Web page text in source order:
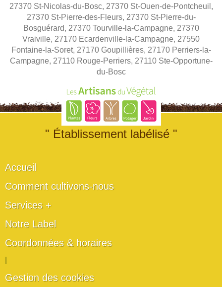
27370 St-Nicolas-du-Bosc, 27370 St-Ouen-de-Pontcheuil,
27370 St-Pierre-des-Fleurs, 27370 St-Pierre-du-
Bosguérard, 27370 Tourville-la-Campagne, 27370
Vraiville, 27170 Ecardenville-la-Campagne, 27550
Fontaine-la-Soret, 27170 Goupillières, 27170 Perriers-la-
Campagne, 27110 Rouge-Perriers, 27110 Ste-Opportune-
du-Bosc
" Établissement labélisé "
Accueil
Comment cultivons-nous
Services +
Notre Label
Coordonnées & horaires
Gestion des cookies